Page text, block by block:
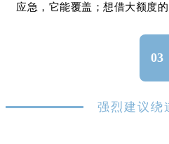
应急，它能覆盖；想借大额度
03
强烈建议绕